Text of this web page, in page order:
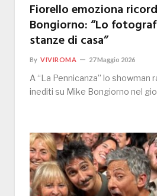
Fiorello emoziona
Bongiorno: “Lo
stanze di casa”
By VIVIROMA 27 Maggio 2026
A “La Pennicanza” lo showman
inediti su Mike Bongiorno nel